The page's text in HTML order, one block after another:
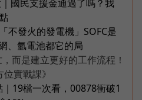
國民支援金通過了嗎？我
不發火的發電機」SOFC是
、氫電池都它的局
而是建立更好的工作流程！
實戰課》
19檔一次看，00878衝破1